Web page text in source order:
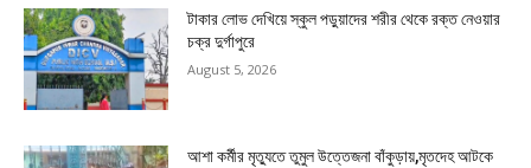
টাকার লোভ দেখিয়ে স্কুল পড়ুয়াদের শরীর থেকে রক্ত নেওয়ার
চক্র দুর্গাপুরে
August 5, 2026
আশা কর্মীর মৃত্যুতে তুমুল উত্তেজনা বাঁকুড়ায়,মৃতদেহ আটকে